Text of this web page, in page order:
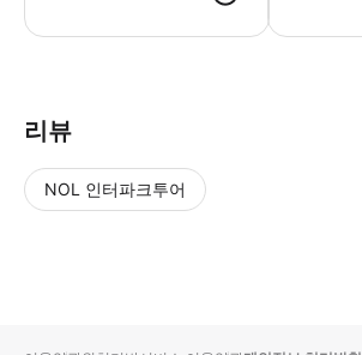
리뷰
NOL 인터파크투어